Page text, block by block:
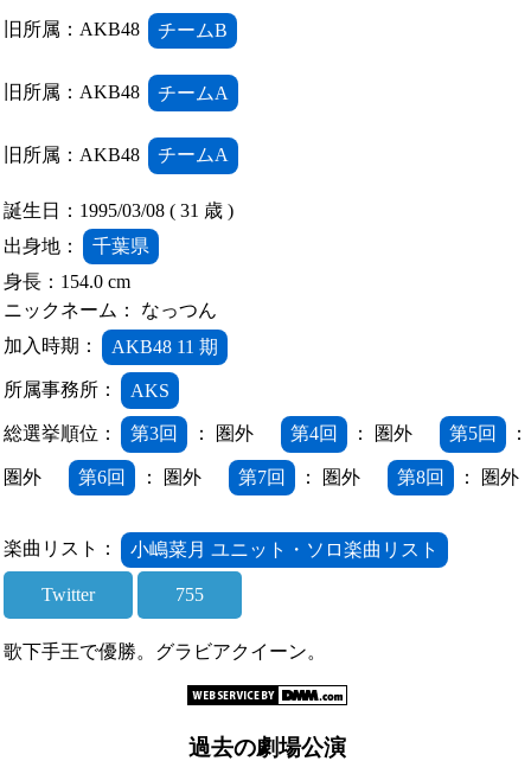
旧所属：AKB48 チームB
旧所属：AKB48 チームA
旧所属：AKB48 チームA
誕生日：1995/03/08 ( 31 歳 )
出身地：
千葉県
身長：154.0 cm
ニックネーム： なっつん
加入時期：
AKB48 11 期
所属事務所： AKS
総選挙順位： 第3回 ： 圏外 第4回 ： 圏外 第5回 ：
圏外 第6回 ： 圏外 第7回 ： 圏外 第8回 ： 圏外
楽曲リスト： 小嶋菜月 ユニット・ソロ楽曲リスト
Twitter 755
歌下手王で優勝。グラビアクイーン。
過去の劇場公演